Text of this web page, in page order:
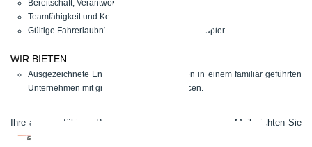
Bereitschaft, Verantwortung zu übernehmen
Teamfähigkeit und Kommunikationsstärke
Gültige Fahrerlaubnis, idealerweise auch für Stapler
WIR BIETEN:
Ausgezeichnete Entwicklungsmöglichkeiten in einem familiär geführten
Unternehmen mit großen Wachstumschancen.
Ihre aussagefähigen Bewerbungsunterlagen, gerne per Mail, richten Sie